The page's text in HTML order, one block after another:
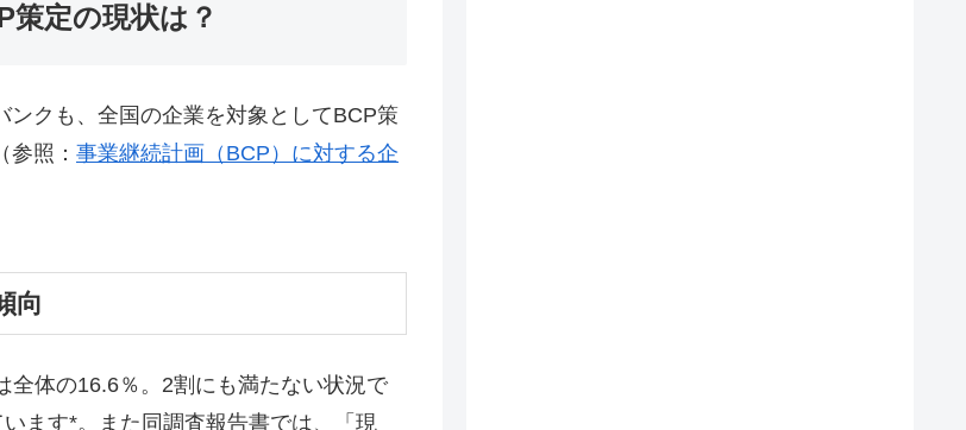
策定の現状は？
クも、全国の企業を対象としてBCP策
照： 事業継続計画（BCP）に対する企
向
全体の16.6％。2割にも満たない状況で
ます*。また同調査報告書では、「現